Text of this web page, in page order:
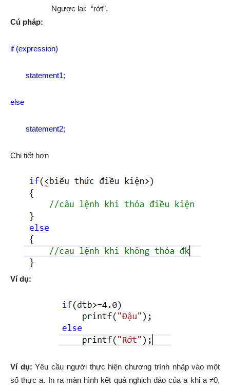
Ngược lại: “rớt”.
Cú pháp:
if (expression)
statement1;
else
statement2;
Chi tiết hơn
Ví dụ:
Ví dụ: Yêu cầu người thực hiện chương trình nhập vào một
số thực a. In ra màn hình kết quả nghịch đảo của a khi a ≠0,